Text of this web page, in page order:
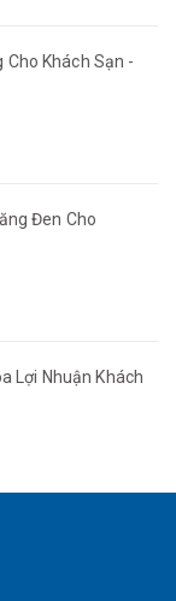
Khách Sạn -
Đen Cho
Lợi Nhuận Khách